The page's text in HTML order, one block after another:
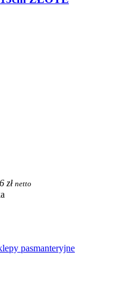
złnetto
pasmanteryjne